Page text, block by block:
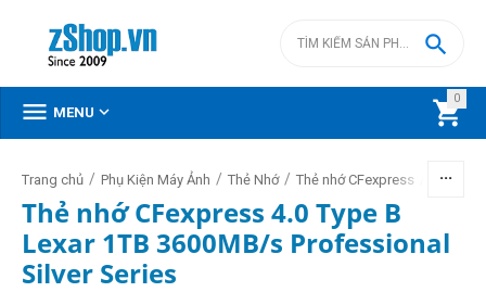
0


 MENU 
Trang chủ / Phụ Kiện Máy Ảnh / Thẻ Nhớ / Thẻ nhớ CFexpress Thẻ
Thẻ nhớ CFexpress 4.0 Type B
Lexar 1TB 3600MB/s Professional
Silver Series